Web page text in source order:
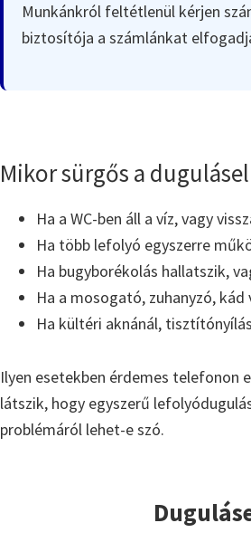
Munkánkról feltétlenül kérjen
biztosítója a számlánkat
Mikor sürgős a
Ha a WC-ben áll a víz, vagy
Ha több lefolyó egyszerre
Ha bugyborékolás hallatszik,
Ha a mosogató, zuhanyzó,
Ha kültéri aknánál,
Ilyen esetekben érdemes telefonon
látszik, hogy egyszerű
problémáról lehet-e szó.